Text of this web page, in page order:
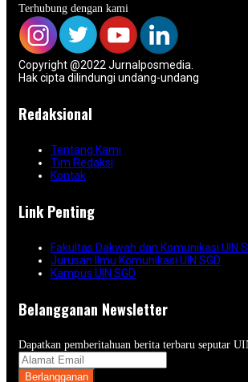
Terhubung dengan kami
Copyright @2022 Jurnalposmedia.
Hak cipta dilindungi undang-undang
Redaksional
Tentang Kami
Tim Redaksi
Kontak
Link Penting
Fakultas Dakwah dan Komunikasi UIN
Jurusan Ilmu Komunikasi UIN SGD
Kampus UIN SGD
Belangganan Newsletter
Dapatkan pemberitahuan berita terbaru seputar
Berlangganan